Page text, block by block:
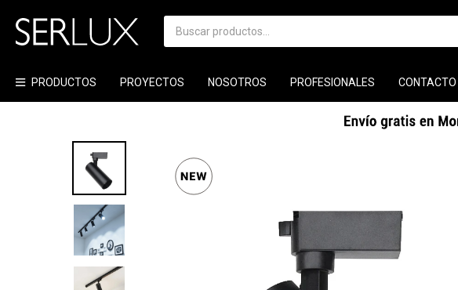
PRODUCTOS PROYECTOS NOSOTROS PROFESIONALES CONTACTO